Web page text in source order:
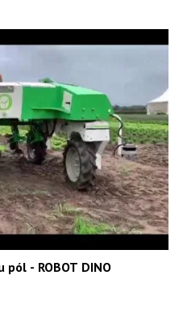
- ROBOT DINO